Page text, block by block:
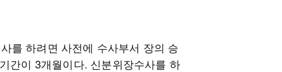
를 하려면 사전에 수사부서 장의 승
간이 3개월이다. 신분위장수사를 하